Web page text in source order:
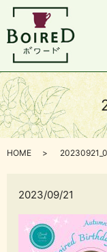
HOME
2023/09/21